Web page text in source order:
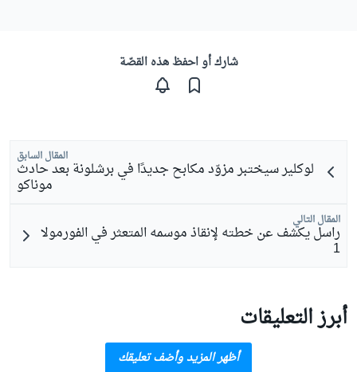
شارك أو احفظ هذه القصّة
المقال السابق
لوكلير سيختبر مزوّد مكابح جديدًا في برشلونة بعد حادث
موناكو
المقال التالي
راسل يكشف عن خطته لإنقاذ موسمه المتعثر في الفورمولا
1
أبرز التعليقات
أظهر المزيد وأضف تعليقك